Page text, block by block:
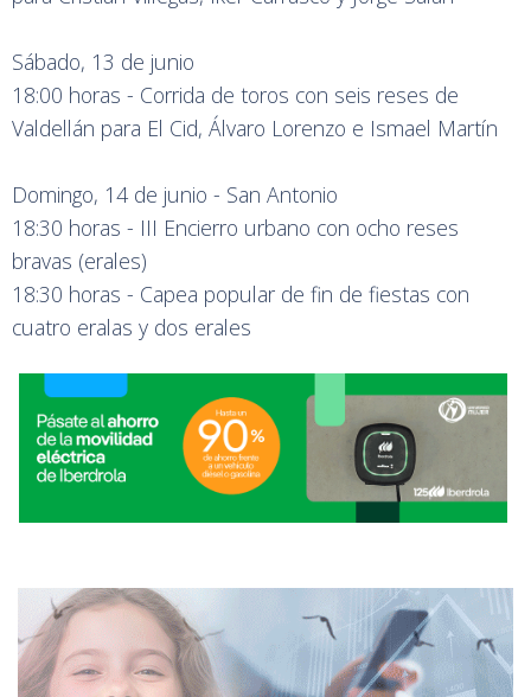
Sábado, 13 de junio
18:00 horas - Corrida de toros con seis reses de
Valdellán para El Cid, Álvaro Lorenzo e Ismael Martín
Domingo, 14 de junio - San Antonio
18:30 horas - III Encierro urbano con ocho reses
bravas (erales)
18:30 horas - Capea popular de fin de fiestas con
cuatro eralas y dos erales